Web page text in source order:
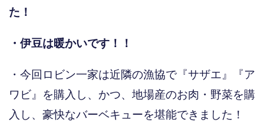
た！
・伊豆は暖かいです！！
・今回ロビン一家は近隣の漁協で『サザエ』『ア
ワビ』を購入し、かつ、地場産のお肉・野菜を購
入し、豪快なバーベキューを堪能できました！